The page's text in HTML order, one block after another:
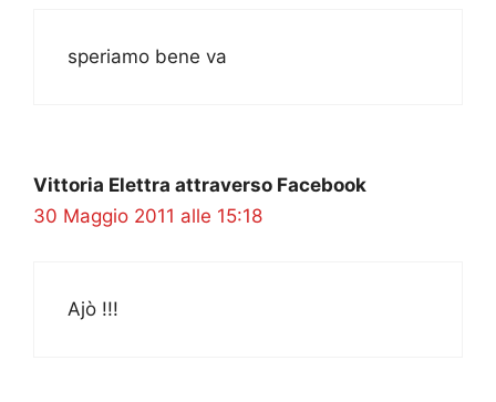
speriamo bene va
Vittoria Elettra attraverso Facebook
30 Maggio 2011 alle 15:18
Ajò !!!